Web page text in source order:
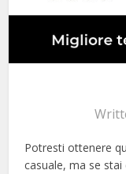
Potresti ottenere
casuale, ma se